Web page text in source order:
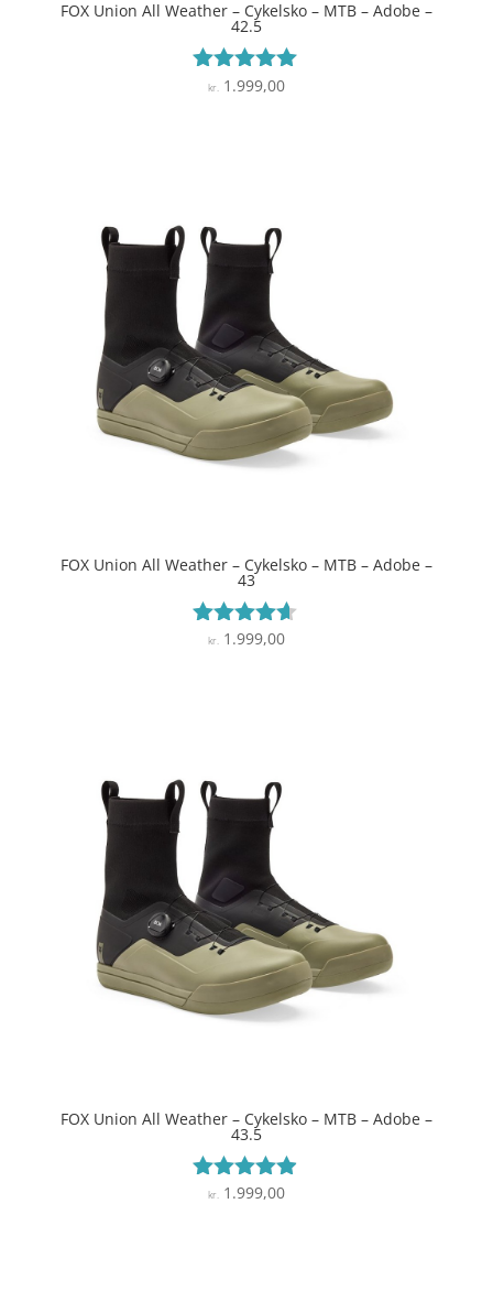
FOX Union All Weather – Cykelsko – MTB – Adobe –
42.5
Vurderet
kr. 1.999,00
FOX Union All Weather – Cykelsko – MTB – Adobe –
43
Vurderet
kr.1.999,00
FOX Union All Weather – Cykelsko – MTB – Adobe –
43.5
Vurderet
kr.1.999,00